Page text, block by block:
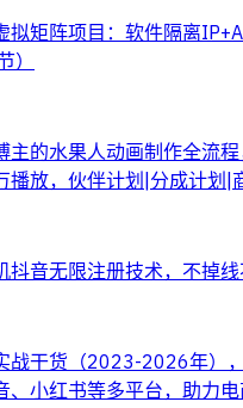
拟矩阵项目：软件隔离
）
主的水果人动画制作全流程
播放，伙伴计划|分成计划|
抖音无限注册技术，不掉
战干货（2023-2026年）
、小红书等多平台，助力